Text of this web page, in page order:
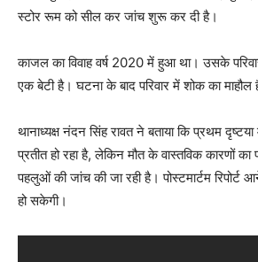
स्टोर रूम को सील कर जांच शुरू कर दी है।
काजल का विवाह वर्ष 2020 में हुआ था। उसके
एक बेटी है। घटना के बाद परिवार में शोक का माहौल
थानाध्यक्ष नंदन सिंह रावत ने बताया कि प्रथम
प्रतीत हो रहा है, लेकिन मौत के वास्तविक कारणों
पहलुओं की जांच की जा रही है। पोस्टमार्टम रिपोर्ट
हो सकेगी।